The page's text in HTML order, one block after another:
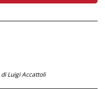
di Luigi Accattoli